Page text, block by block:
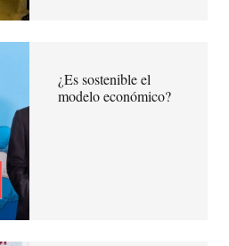
¿Es sostenible el
modelo económico?